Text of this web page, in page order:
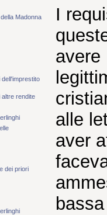
Madonna
dell'imprestito
altre rendite
dei priori
I
avere
alle
aver